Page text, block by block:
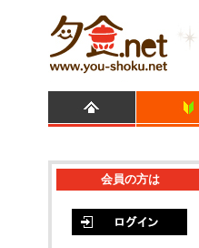
会員の方は